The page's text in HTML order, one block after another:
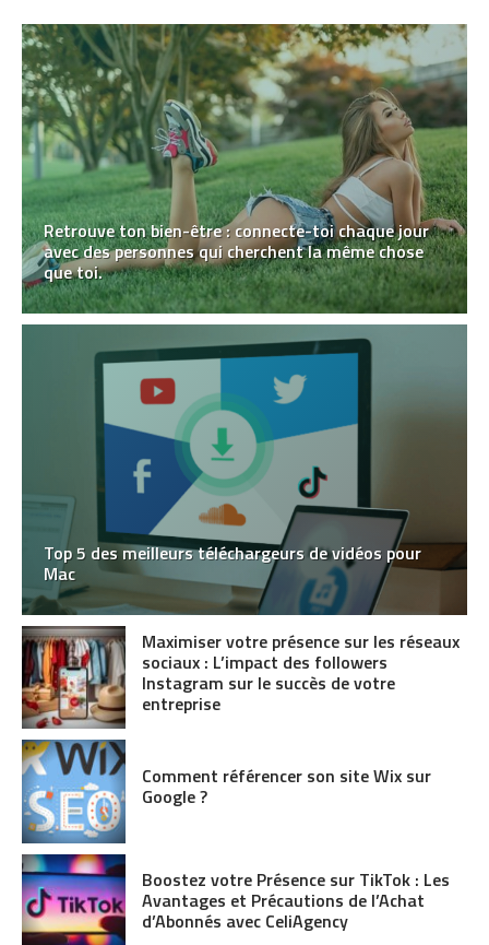
Retrouve ton bien-être : connecte-toi chaque jour
avec des personnes qui cherchent la même chose
que toi.
Top 5 des meilleurs téléchargeurs de vidéos pour
Mac
Maximiser votre présence sur les réseaux
sociaux : L’impact des followers
Instagram sur le succès de votre
entreprise
Comment référencer son site Wix sur
Google ?
Boostez votre Présence sur TikTok : Les
Avantages et Précautions de l’Achat
d’Abonnés avec CeliAgency